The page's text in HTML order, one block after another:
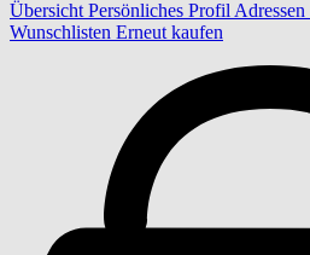
Übersicht Persönliches Profil Adressen
Wunschlisten Erneut kaufen